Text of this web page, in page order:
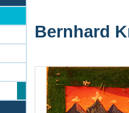
Bernhard